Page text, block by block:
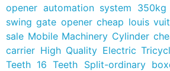
opener automation system
swing gate opener cheap louis
sale Mobile Machinery Cylinder
carrier High Quality Electric
Teeth 16 Teeth Split-ordinary